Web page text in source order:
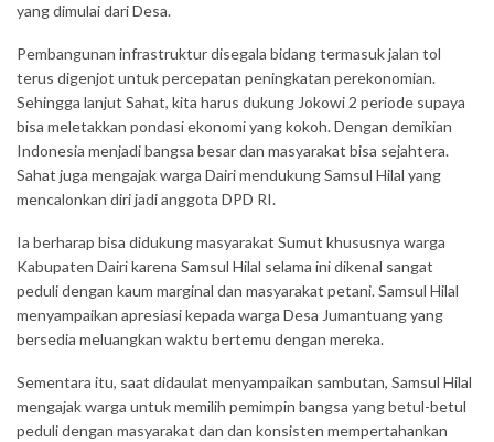
yang dimulai dari Desa.
Pembangunan infrastruktur disegala bidang termasuk jalan tol
terus digenjot untuk percepatan peningkatan perekonomian.
Sehingga lanjut Sahat, kita harus dukung Jokowi 2 periode supaya
bisa meletakkan pondasi ekonomi yang kokoh. Dengan demikian
Indonesia menjadi bangsa besar dan masyarakat bisa sejahtera.
Sahat juga mengajak warga Dairi mendukung Samsul Hilal yang
mencalonkan diri jadi anggota DPD RI.
Ia berharap bisa didukung masyarakat Sumut khususnya warga
Kabupaten Dairi karena Samsul Hilal selama ini dikenal sangat
peduli dengan kaum marginal dan masyarakat petani. Samsul Hilal
menyampaikan apresiasi kepada warga Desa Jumantuang yang
bersedia meluangkan waktu bertemu dengan mereka.
Sementara itu, saat didaulat menyampaikan sambutan, Samsul Hilal
mengajak warga untuk memilih pemimpin bangsa yang betul-betul
peduli dengan masyarakat dan dan konsisten mempertahankan